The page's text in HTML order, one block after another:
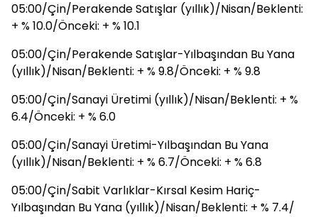
05:00/Çin/Perakende Satışlar (yıllık)/Nisan/Beklenti:
+ % 10.0/Önceki: + % 10.1
05:00/Çin/Perakende Satışlar-Yılbaşından Bu Yana
(yıllık)/Nisan/Beklenti: + % 9.8/Önceki: + % 9.8
05:00/Çin/Sanayi Üretimi (yıllık)/Nisan/Beklenti: + %
6.4/Önceki: + % 6.0
05:00/Çin/Sanayi Üretimi-Yılbaşından Bu Yana
(yıllık)/Nisan/Beklenti: + % 6.7/Önceki: + % 6.8
05:00/Çin/Sabit Varlıklar-Kırsal Kesim Hariç-
Yılbaşından Bu Yana (yıllık)/Nisan/Beklenti: + % 7.4/